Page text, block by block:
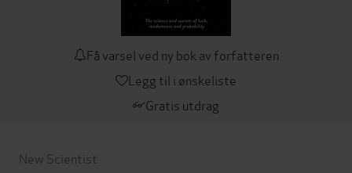
Få varsel ved ny bok av forfatteren
Legg til i ønskeliste
Gratis utdrag
New Scientist